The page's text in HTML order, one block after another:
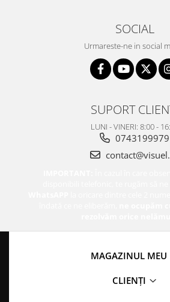
SOCIAL
Urmareste-ne in social
SUPORT
LUNI - VINERI: 8:00 -
0743199979
MAGAZINUL MEU
CLIENȚI